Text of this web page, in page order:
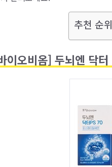
추천 순
이오비옴] 두뇌엔 닥